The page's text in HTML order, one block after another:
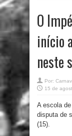
O
início
neste
Por:
15 de
A escola
disputa de
(15).